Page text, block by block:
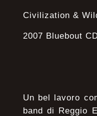
Civilization &
2007 Bluebout
Un bel lavoro
band di Reggio